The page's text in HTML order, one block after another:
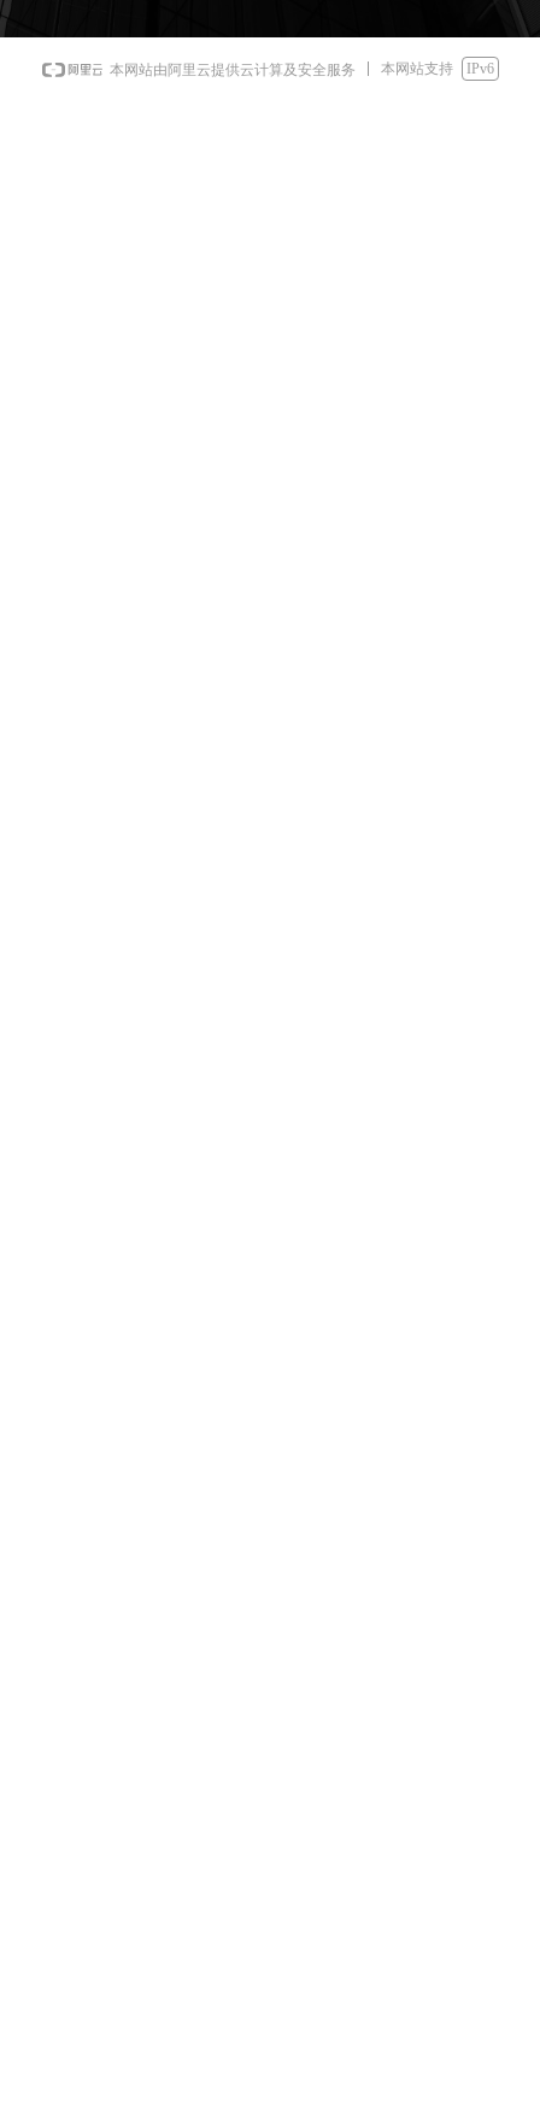
本网站由阿里云提供云计算及安全服务 本网站支持 IPv6